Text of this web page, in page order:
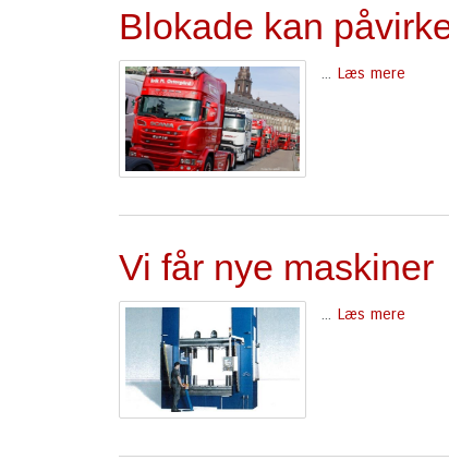
Blokade kan
Læs mere
Vi får nye maskiner
... Læs mere